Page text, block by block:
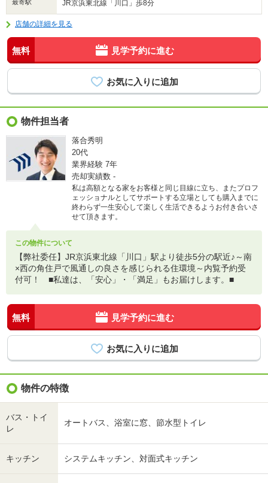
最寄駅 JR京浜東北線「川口」歩8分
店舗の詳細を見る
無料 見学予約に進む
物件担当者
落合秀明
20代
業界経験 7年
売却実績数 -
私は高額となる家をお客様と同じ目線に立ち、またプロフ
ェッショナルとしてサポートする立場としても購入までに
終わらず一生安心して楽しく生活できるようお付き合いさ
せて頂きます。
この物件について
【弊社委任】JR京浜東北線「川口」駅より徒歩5分の駅近♪～南
×西の角住戸で風通しの良さを感じられる住環境～内覧予約受
付可！ ■私達は、「安心」・「満足」もお届けします。■
無料 見学予約に進む
物件の特徴
バス・トイ
レ
オートバス、浴室に窓、節水型トイレ
キッチン システムキッチン、対面式キッチン